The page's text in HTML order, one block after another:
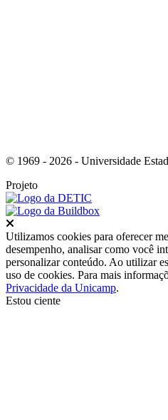
© 1969 - 2026 - Universidade
Projeto
Utilizamos cookies para oferecer
desempenho, analisar como você
personalizar conteúdo. Ao utilizar
uso de cookies. Para mais
Privacidade da Unicamp.
Estou ciente